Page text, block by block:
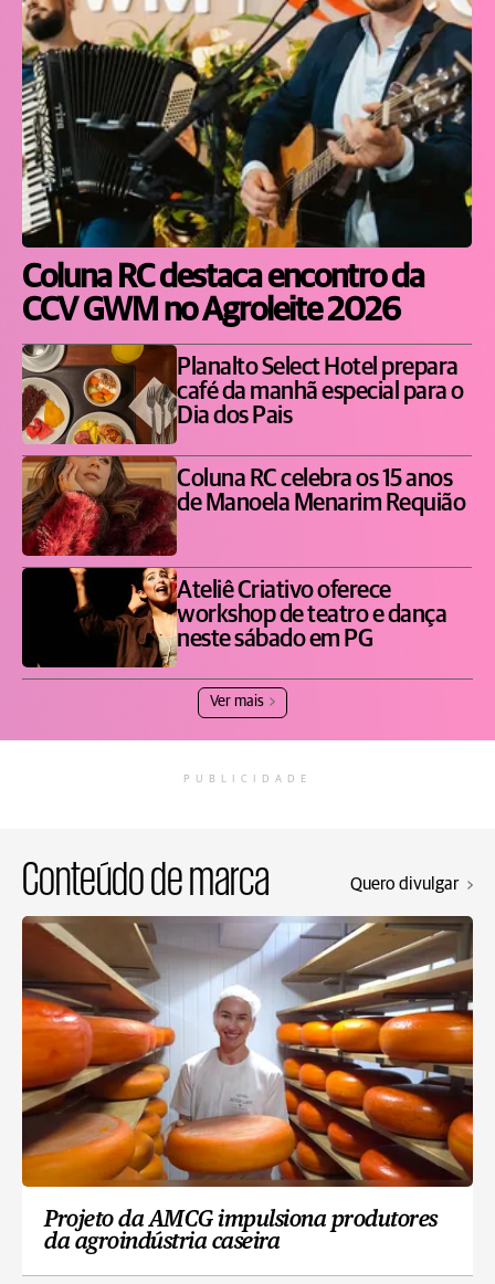
Coluna RC destaca encontro da
CCV GWM no Agroleite 2026
Planalto Select Hotel prepara
café da manhã especial para o
Dia dos Pais
Coluna RC celebra os 15 anos
de Manoela Menarim Requião
Ateliê Criativo oferece
workshop de teatro e dança
neste sábado em PG
Ver mais
PUBLICIDADE
Conteúdo de marca Quero divulgar
Projeto da AMCG impulsiona produtores
da agroindústria caseira